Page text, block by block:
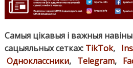
Самыя цікавыя і важныя
сацыяльных сетках: TikTok,
Одноклассники, Telegram,